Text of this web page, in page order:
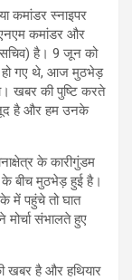
कमांडर स्नाइपर
कमांडर और
सचिव) है। 9 जून को
हो गए थे, आज मुठभेड़
खबर की पुष्टि करते
है और हम उनके
के कारीगुंडम
बीच मुठभेड़ हुई है।
में पहुंचे तो घात
मोर्चा संभालते हुए
खबर है और हथियार